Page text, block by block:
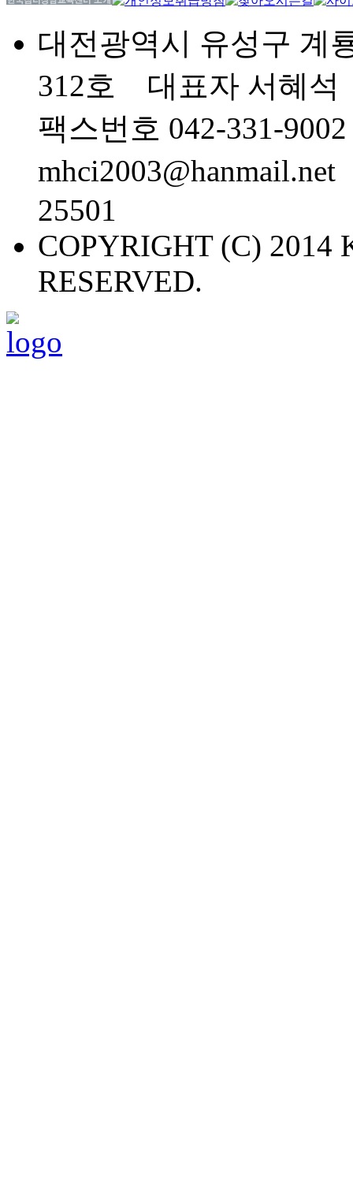
대전광역시 유성구 계
312호 대표자 서혜
팩스번호 042-331-
25501
COPYRIGHT (C) 2014
RESERVED.